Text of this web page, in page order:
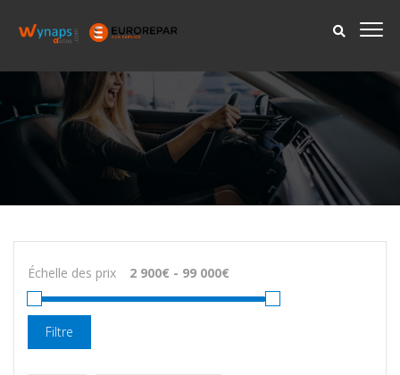
Échelle des prix
Filtre